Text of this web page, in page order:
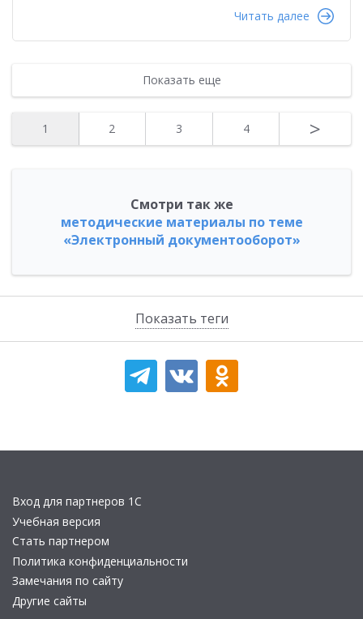
Показать теги
Читать далее
Показать еще
1 2 3 4 >
Смотри так же
методические материалы по теме
«Электронный документооборот»
Вход для партнеров 1С
Учебная версия
Стать партнером
Политика конфиденциальности
Замечания по сайту
Другие сайты